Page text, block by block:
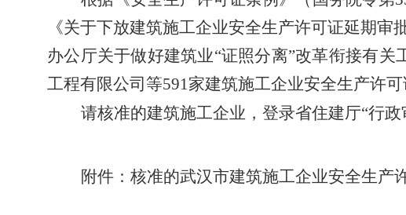
《关于下放建筑施工企业安全生产许可证延期
办公厅关于做好建筑业“证照分离”改革衔接有
工程有限公司等591家建筑施工企业安全生产许
请核准的建筑施工企业，登录省住建厅“行
附件：核准的武汉市建筑施工企业安全生产